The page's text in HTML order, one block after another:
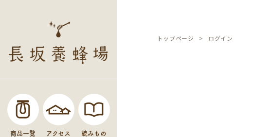
商品一覧 アクセス 読みもの
トップページ ログイン